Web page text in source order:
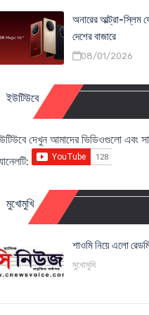
অনারের আল্ট্রা-স্লিম
দেশের বাজারে
08/01/2026
ইউটিউবে
দেখুন আমাদের ভিডিওগুলো এবং
মুখোমুখি
শাওমি নিয়ে এলো
মুখোমুখি